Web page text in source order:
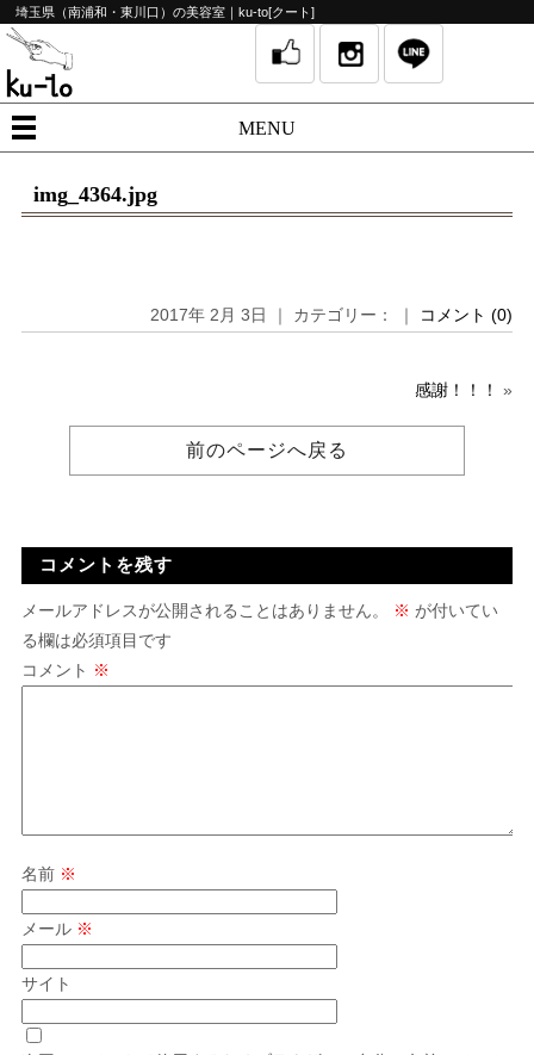
埼玉県（南浦和・東川口）の美容室｜ku-to[クート]
MENU
img_4364.jpg
2017年 2月 3日 ｜ カテゴリー： ｜ コメント (0)
感謝！！！ »
前のページへ戻る
コメントを残す
メールアドレスが公開されることはありません。 ※ が付いてい
る欄は必須項目です
コメント ※
名前 ※
メール ※
サイト